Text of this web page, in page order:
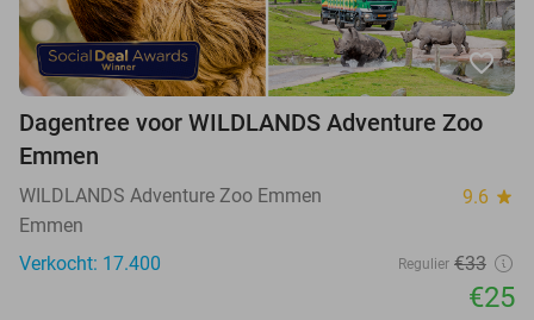
favorite_border
Dagentree voor WILDLANDS Adventure Zoo
Emmen
WILDLANDS Adventure Zoo Emmen 9.6 star
Emmen
Verkocht: 17.400
Regulier €33
€25